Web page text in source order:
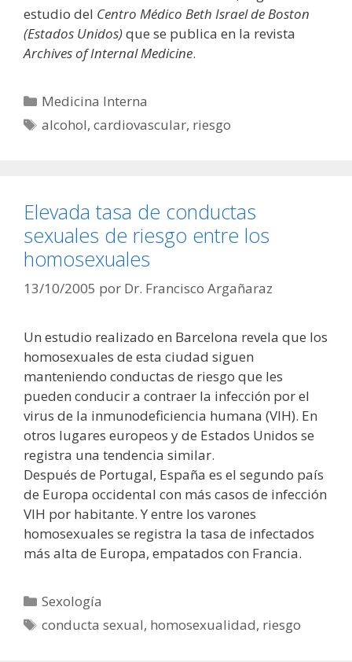
estudio del Centro Médico Beth Israel de Boston
(Estados Unidos)que se publica en la revista
Archives of Internal Medicine.
Categorías
Medicina Interna
Etiquetas
alcohol,cardiovascular, riesgo
Elevada tasa de conductas
sexuales de riesgo entre los
homosexuales
13/10/2005 por Dr. Francisco Argañaraz
Un estudio realizado en Barcelona revela que los
homosexuales de esta ciudad siguen
manteniendo conductas de riesgo que les
pueden conducir a contraer la infección por el
virus de la inmunodeficiencia humana (VIH). En
otros lugares europeos y de Estados Unidos se
registra una tendencia similar.
Después de Portugal, España es el segundo país
de Europa occidental con más casos de infección
VIH por habitante. Y entre los varones
homosexuales se registra la tasa de infectados
más alta de Europa, empatados con Francia.
Categorías
Sexología
Etiquetas
conducta sexual, homosexualidad, riesgo